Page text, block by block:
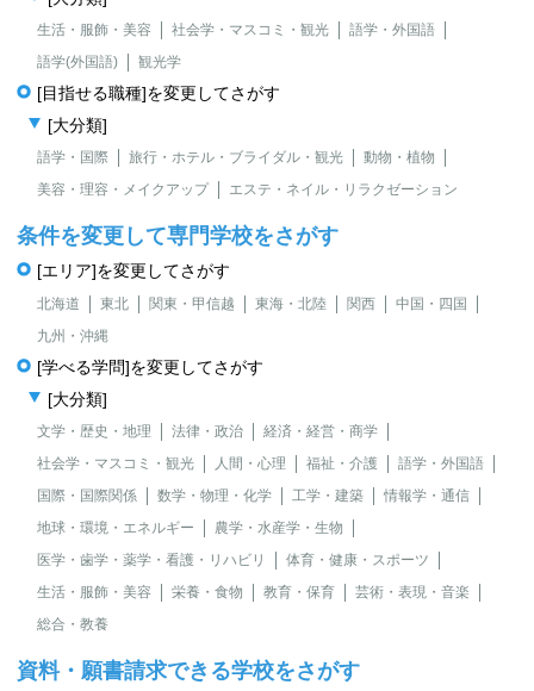
生活・服飾・美容 社会学・マスコミ・観光
語学・外国語
語学(外国語)
観光学
[目指せる職種]を変更してさがす
[大分類]
語学・国際 旅行・ホテル・ブライダル・観光
動物・植物
美容・理容・メイクアップ
エステ・ネイル・リラクゼーション
条件を変更して専門学校をさがす
[エリア]を変更してさがす
北海道 東北 関東・甲信越 東海・北陸 関西
中国・四国
九州・沖縄
[学べる学問]を変更してさがす
[大分類]
文学・歴史・地理 法律・政治
経済・経営・商学
社会学・マスコミ・観光
人間・心理 福祉・介護
語学・外国語
国際・国際関係
数学・物理・化学 工学・建築
情報学・通信
地球・環境・エネルギー
農学・水産学・生物
医学・歯学・薬学・看護・リハビリ
体育・健康・スポーツ
生活・服飾・美容
栄養・食物 教育・保育
芸術・表現・音楽
総合・教養
資料・願書請求できる学校をさがす